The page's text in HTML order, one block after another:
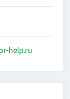
help.ru